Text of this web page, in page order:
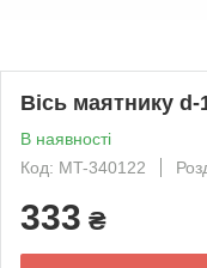
Вісь маятнику
В наявності
Код: MT-340122
333 ₴